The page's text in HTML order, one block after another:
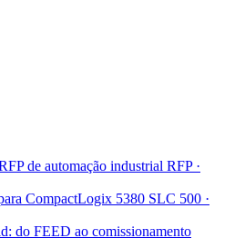
de automação industrial RFP ·
CompactLogix 5380 SLC 500 ·
do FEED ao comissionamento